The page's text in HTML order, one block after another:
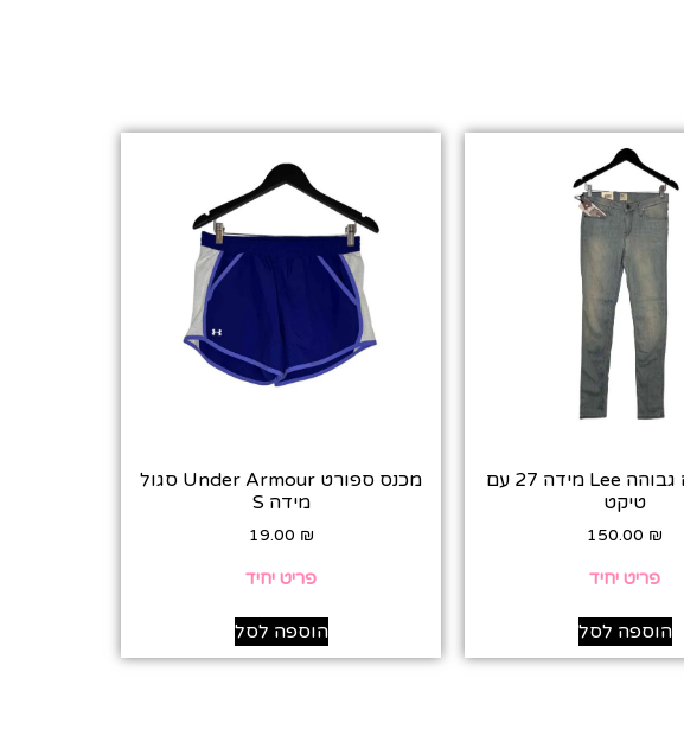
סקיני גזרה גבוהה Lee מידה 27 עם
טיקט
150.00 ₪
פריט יחיד
הוספה לסל
מכנס ספורט Under Armour סגול
מידה S‎
19.00 ₪
פריט יחיד
הוספה לסל